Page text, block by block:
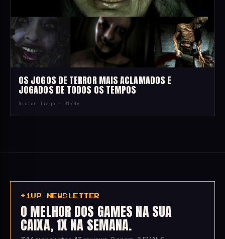
OS JOGOS DE TERROR MAIS ACLAMADOS E
JOGADOS DE TODOS OS TEMPOS
Victor Tiago · 01/06
+1UP NEWSLETTER
O MELHOR DOS GAMES NA SUA
CAIXA, 1X NA SEMANA.